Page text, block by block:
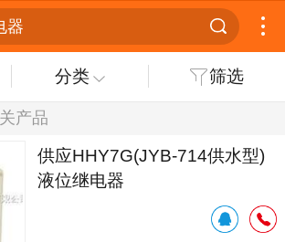
器
分类 筛选
产品
供应HHY7G(JYB-714供水型)
液位继电器